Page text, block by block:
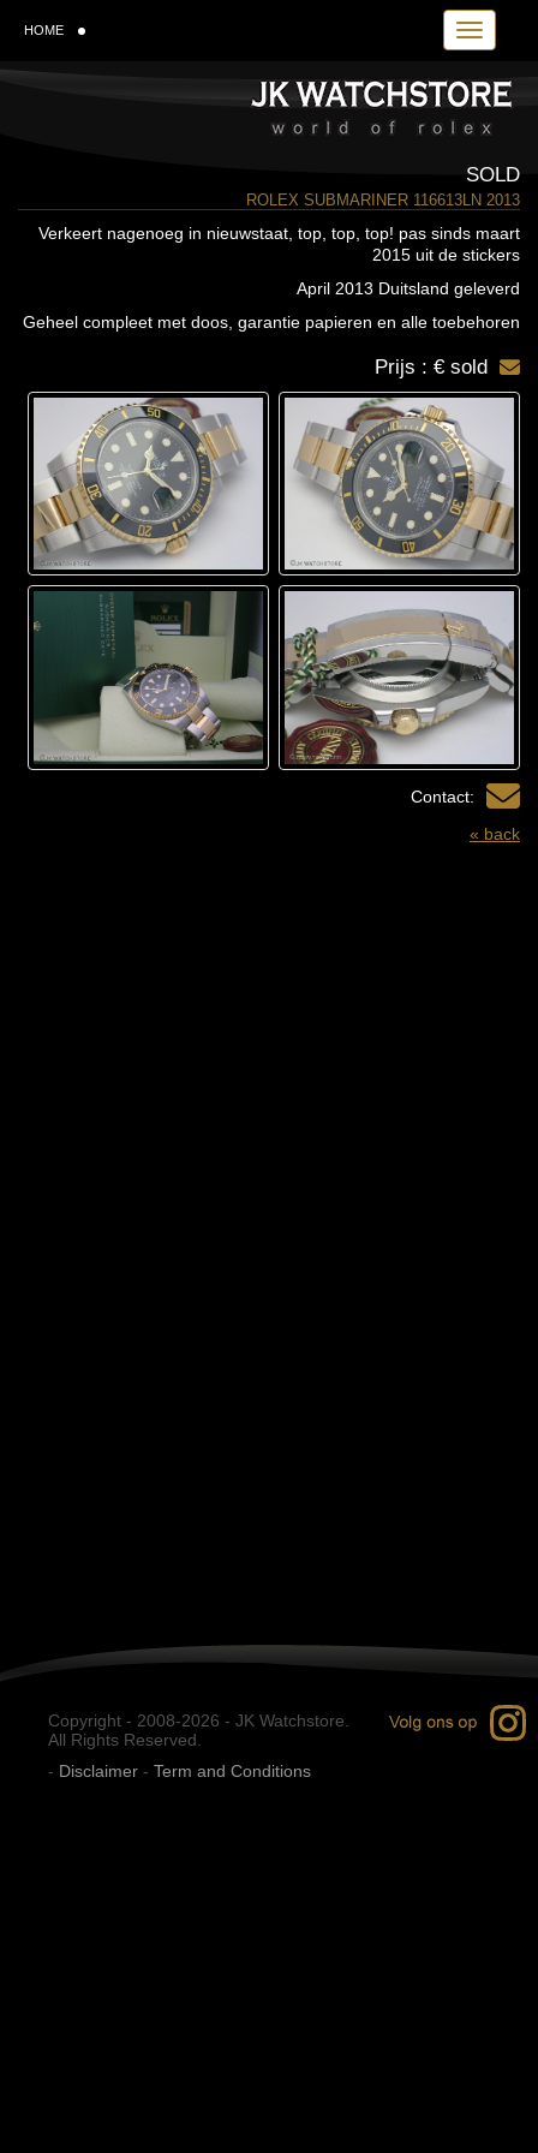
Toggle
HOME
SOLD
ROLEX SUBMARINER 116613LN 2013
Verkeert nagenoeg in nieuwstaat, top, top, top! pas sinds maart
2015 uit de stickers
April 2013 Duitsland geleverd
Geheel compleet met doos, garantie papieren en alle toebehoren
Prijs : € sold
Contact:
« back
Copyright - 2008-2026 - JK Watchstore.
All Rights Reserved.
- Disclaimer - Term and Conditions